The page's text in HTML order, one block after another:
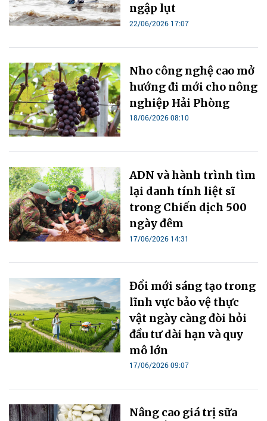
ngập lụt
22/06/2026 17:07
Nho công nghệ cao mở
hướng đi mới cho nông
nghiệp Hải Phòng
18/06/2026 08:10
ADN và hành trình tìm
lại danh tính liệt sĩ
trong Chiến dịch 500
ngày đêm
17/06/2026 14:31
Đổi mới sáng tạo trong
lĩnh vực bảo vệ thực
vật ngày càng đòi hỏi
đầu tư dài hạn và quy
mô lớn
17/06/2026 09:07
Nâng cao giá trị sữa